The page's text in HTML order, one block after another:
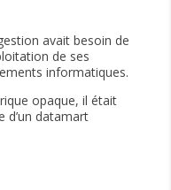
avait besoin de
de ses
informatiques.
opaque, il était
d’un datamart